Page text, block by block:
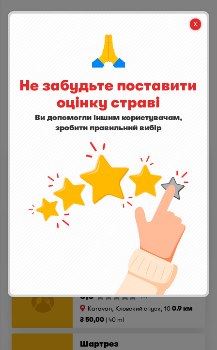
СТАНЬ ПЕРШИМ ХТО ДОДАСТЬ ВІДГУК
написати відгук
Альтер Герцог
0,0
(0)
Karavan, Кловский спуск, 100.9 км
₴ 97,00
40 ml
Егермайстер
Karavan, Кловский спуск, 10
0.9 км
Домашняя Клюковка
0,0
(0)
Karavan, Кловский спуск, 100.9 км
₴ 50,00
40 ml
Шартрез
Не забудьте поставити
оцінку страві
Ви допомогли іншим користувачам,
зробити правильний вибір